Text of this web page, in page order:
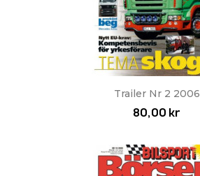
Trailer Nr 2 2006
80,00 kr